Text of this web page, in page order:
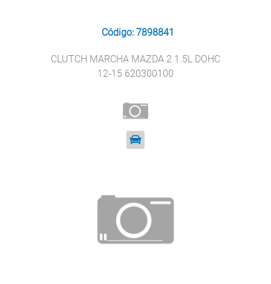
Código: 7898841
CLUTCH MARCHA MAZDA 2 1.5L DOHC
12-15 620300100